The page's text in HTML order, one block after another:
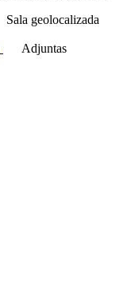
Sala geolocalizada
Adjuntas